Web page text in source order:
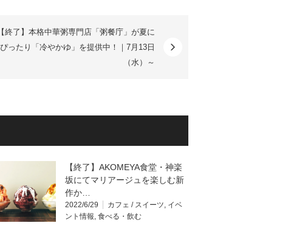
【終了】本格中華粥専門店「粥餐庁」が夏に
ぴったり「冷やかゆ」を提供中！｜7月13日
（水）～
【終了】AKOMEYA食堂・神楽
坂にてマリアージュを楽しむ新
作か…
2022/6/29 カフェ / スイーツ, イベ
ント情報, 食べる・飲む